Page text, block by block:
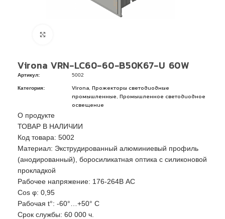
Virona VRN-LC60-60-B50K67-U 60W
Артикул: 5002
Категория: Virona
Прожекторы светодиодные
промышленные
Промышленное светодиодное
освещение
О продукте
ТОВАР В НАЛИЧИИ
Код товара: 5002
Материал: Экструдированный алюминиевый профиль
(анодированный), боросиликатная оптика с силиконовой
прокладкой
Рабочее напряжение: 176-264В AС
Сos φ: 0,95
Рабочая t°: -60°…+50° С
Срок службы: 60 000 ч.